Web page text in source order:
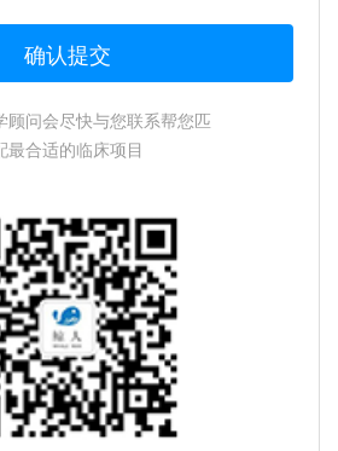
顾问会尽快与您联系帮您匹
最合适的临床项目